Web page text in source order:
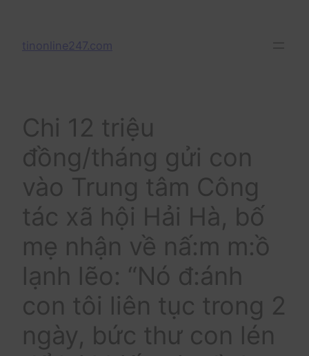
content
tinonline247.com
Chi 12 triệu
đồng/tháng gửi con
vào Trung tâm Công
tác xã hội Hải Hà, bố
mẹ nhận về nấ:m m:ồ
lạnh lẽo: “Nó đ:ánh
con tôi liên tục trong 2
ngày, bức thư con lén